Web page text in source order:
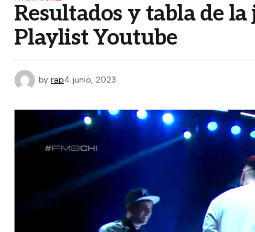
Resultados y tabla de
Playlist Youtube
by rap4 junio, 2023